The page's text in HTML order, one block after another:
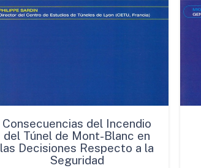
Consecuencias del Incendio
del Túnel de Mont-Blanc en
las Decisiones Respecto a la
Seguridad